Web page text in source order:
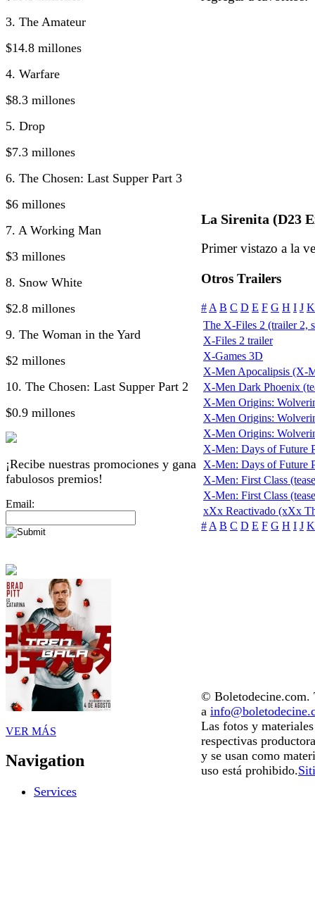
3. The Amateur
$14.8 millones
4. Warfare
$8.3 millones
5. Drop
$7.3 millones
6. The Chosen: Last Supper Part 3
$6 millones
7. A Working Man
$3 millones
8. Snow White
$2.8 millones
9. The Woman in the Yard
$2 millones
10. The Chosen: Last Supper Part 2
$0.9 millones
¡Recibe nuestras promociones y gana
fabulosos premios!
Email:
VER MÁS
Navigation
Services
La Sirenita (D23
Primer vistazo a la
Otros Trailers
# A B C D E F G H I J K
The X-Files 2 (trailer 2,
X-Files 2 trailer
X-Games 3D
X-Men Apocalipsis (X-
X-Men Dark Phoenix
X-Men Origins:
X-Men Origins:
X-Men Origins:
X-Men: Days of Future
X-Men: Days of Future
X-Men: First Class
X-Men: First Class
xXx Reactivado (xXx
# A B C D E F G H I J K
© Boletodecine.com.
a
Las fotos y
respectivas
y se usan como
uso está prohibido.